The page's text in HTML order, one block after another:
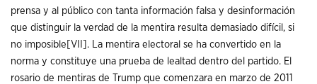
prensa y al público con tanta información falsa y desinformación
que distinguir la verdad de la mentira resulta demasiado difícil, si
no imposible [VII] . La mentira electoral se ha convertido en la
norma y constituye una prueba de lealtad dentro del partido. El
rosario de mentiras de Trump que comenzara en marzo de 2011